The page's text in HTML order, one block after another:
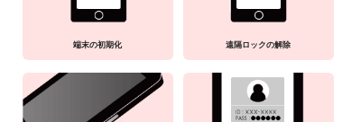
端末の初期化 遠隔ロックの解除